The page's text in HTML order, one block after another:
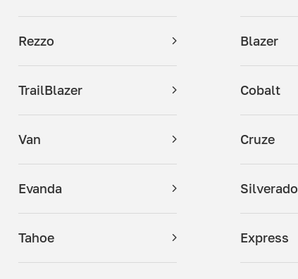
Rezzo Blazer
TrailBlazer Cobalt
Van Cruze
Evanda Silverado
Tahoe Express